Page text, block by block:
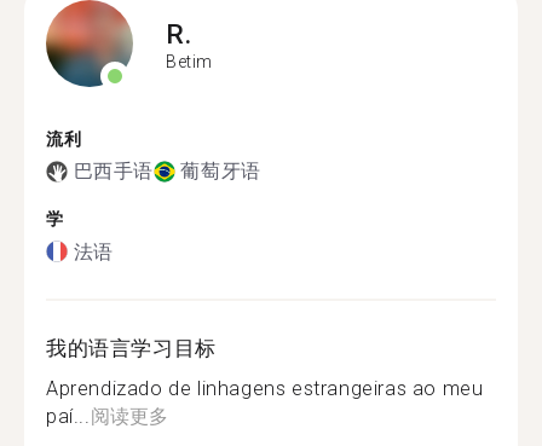
R.
Betim
流利
巴西手语 葡萄牙语
学
法语
我的语言学习目标
Aprendizado de linhagens estrangeiras ao meu
paí... 阅读更多